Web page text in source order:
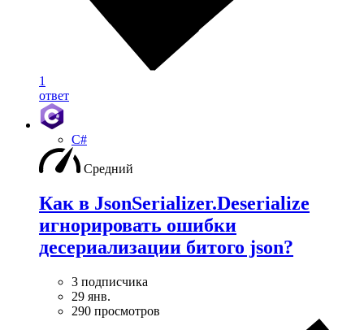
1
ответ
C#
Средний
Как в JsonSerializer.Deserialize
игнорировать ошибки
десериализации битого json?
3 подписчика
29 янв.
290 просмотров